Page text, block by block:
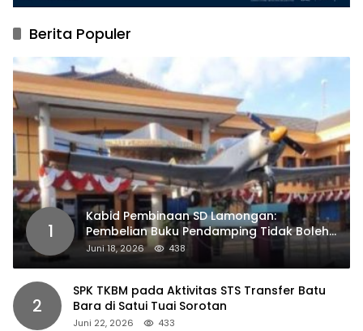
Berita Populer
1
Kabid Pembinaan SD Lamongan:
Pembelian Buku Pendamping Tidak Boleh
Dipaksakan
Juni 18, 2026 438
2
SPK TKBM pada Aktivitas STS Transfer Batu
Bara di Satui Tuai Sorotan
Juni 22, 2026 433